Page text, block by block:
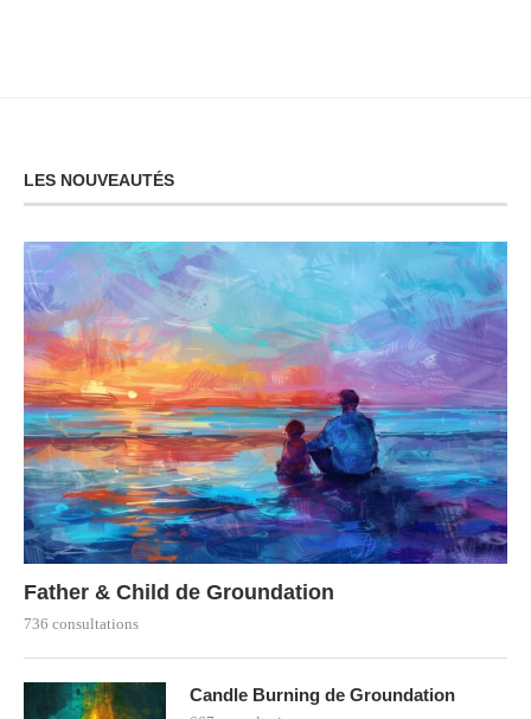
LES NOUVEAUTÉS
Father & Child de Groundation
736 consultations
Candle Burning de Groundation